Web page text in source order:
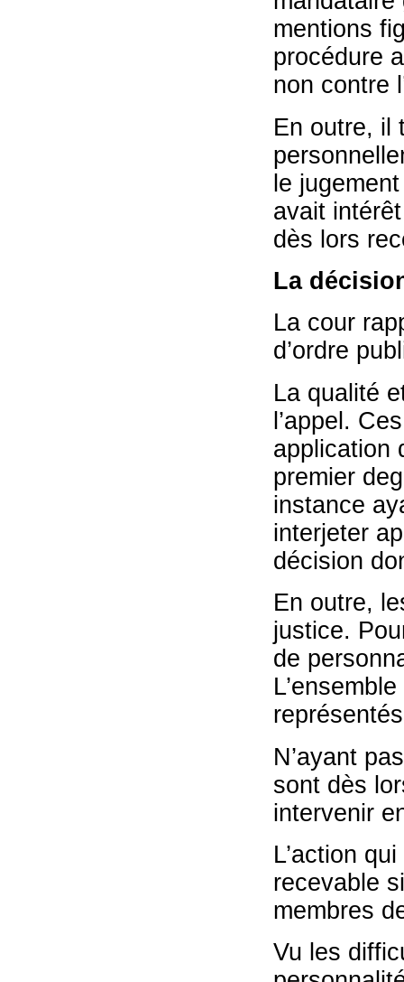
mentions
procédure
non contre
En outre, il
le
avait
dès lors
La
La cour
d’ordre
La qualité
l’appel.
application
premier
instance
interjeter
décision
En outre,
justice.
de
N’ayant
sont dès
intervenir
L’action
recevable
membres
Vu les